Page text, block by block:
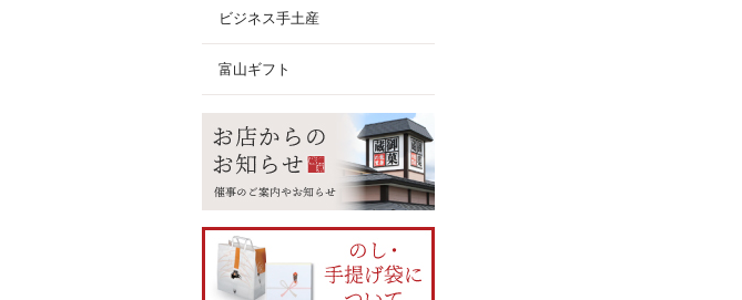
ビジネス手土産
富山ギフト